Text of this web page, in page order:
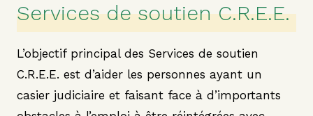
Services de soutien C.R.E.E.
L’objectif principal des Services de soutien
C.R.E.E. est d’aider les personnes ayant un
casier judiciaire et faisant face à d’importants